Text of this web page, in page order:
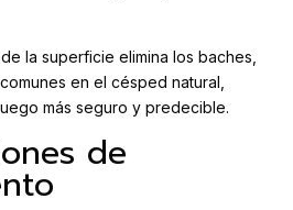
la superficie elimina los baches,
en el césped natural,
más seguro y predecible.
de